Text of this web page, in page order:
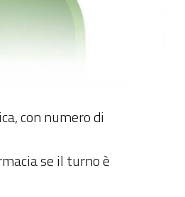
con numero di
se il turno è